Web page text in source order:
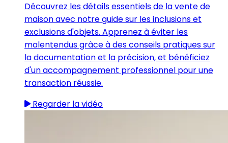
Découvrez les détails essentiels de la vente de
maison avec notre guide sur les inclusions et
exclusions d'objets. Apprenez à éviter les
malentendus grâce à des conseils pratiques sur
la documentation et la précision, et bénéficiez
d'un accompagnement professionnel pour une
transaction réussie.
Regarder la vidéo